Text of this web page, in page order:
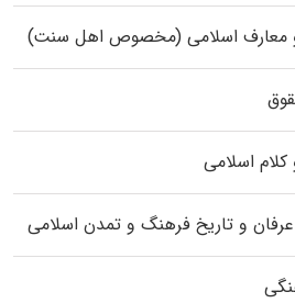
و معارف اسلامی (مخصوص اهل سنت)
اسلامی
و تاریخ فرهنگ و تمدن اسلامی